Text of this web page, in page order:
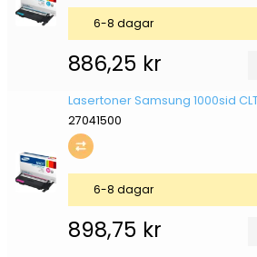
886,25 kr
6-8 dagar
Lasertoner Samsung 1000sid
27041500
898,75 kr
6-8 dagar